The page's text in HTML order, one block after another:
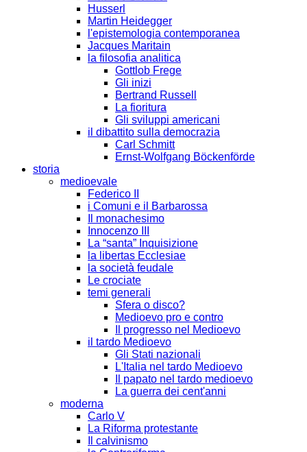
Husserl
Martin Heidegger
l'epistemologia contemporanea
Jacques Maritain
la filosofia analitica
Gottlob Frege
Gli inizi
Bertrand Russell
La fioritura
Gli sviluppi americani
il dibattito sulla democrazia
Carl Schmitt
Ernst-Wolfgang Böckenförde
storia
medioevale
Federico II
i Comuni e il Barbarossa
Il monachesimo
Innocenzo III
La “santa” Inquisizione
la libertas Ecclesiae
la società feudale
Le crociate
temi generali
Sfera o disco?
Medioevo pro e contro
Il progresso nel Medioevo
il tardo Medioevo
Gli Stati nazionali
L'Italia nel tardo Medioevo
Il papato nel tardo medioevo
La guerra dei cent'anni
moderna
Carlo V
La Riforma protestante
Il calvinismo